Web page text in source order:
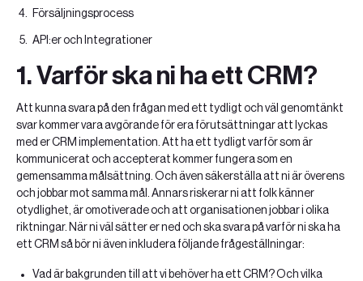
Försäljningsprocess
API:er och Integrationer‍
1. Varför ska ni ha ett CRM?
Att kunna svara på den frågan med ett tydligt och väl genomtänkt
svar kommer vara avgörande för era förutsättningar att lyckas
med er CRM implementation. Att ha ett tydligt varför som är
kommunicerat och accepterat kommer fungera som en
gemensamma målsättning. Och även säkerställa att ni är överens
och jobbar mot samma mål. Annars riskerar ni att folk känner
otydlighet, är omotiverade och att organisationen jobbar i olika
riktningar. När ni väl sätter er ned och ska svara på varför ni ska ha
ett CRM så bör ni även inkludera följande frågeställningar:
Vad är bakgrunden till att vi behöver ha ett CRM? Och vilka